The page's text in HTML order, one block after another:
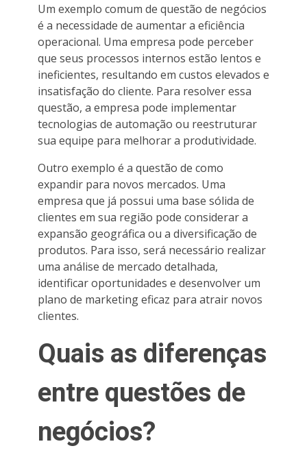
Um exemplo comum de questão de negócios
é a necessidade de aumentar a eficiência
operacional. Uma empresa pode perceber
que seus processos internos estão lentos e
ineficientes, resultando em custos elevados e
insatisfação do cliente. Para resolver essa
questão, a empresa pode implementar
tecnologias de automação ou reestruturar
sua equipe para melhorar a produtividade.
Outro exemplo é a questão de como
expandir para novos mercados. Uma
empresa que já possui uma base sólida de
clientes em sua região pode considerar a
expansão geográfica ou a diversificação de
produtos. Para isso, será necessário realizar
uma análise de mercado detalhada,
identificar oportunidades e desenvolver um
plano de marketing eficaz para atrair novos
clientes.
Quais as diferenças
entre questões de
negócios?